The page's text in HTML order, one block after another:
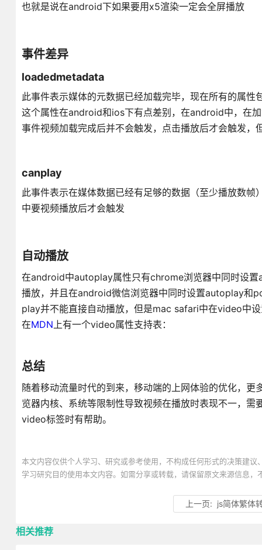
也就是说在android下如果要用x5渲染一定会全屏播放
事件差异
loadedmetadata
此事件表示媒体的元数据已经加载完毕，现在所有的属
这个属性在android和ios下有点差别，在android中，在
事件视频加载完成后并不会触发，点击播放后才会触发
canplay
此事件表示在媒体数据已经有足够的数据（至少播放数
中要视频播放后才会触发
自动播放
在android中autoplay属性只有chrome浏览器中同时设
播放，并且在android微信浏览器中同时设置autoplay和
play并不能直接自动播放，但是mac safari中在video中
在MDN上有一个video属性支持表：
总结
随着移动流量时代的到来，移动端的上网体验的优化，
览器内核、系统等限制性导致视频在播放时表现不一，
video标签时有帮助。
本文内容仅供个人学习、研究或参考使用，不构成任何形式的决策建
学习研究目的使用本文内容。如需分享或转载，请保留原文来源信息
上一页: js简体繁体
相关推荐